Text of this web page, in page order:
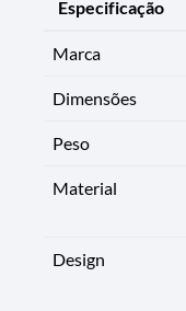
Especificação
Marca
Dimensões
Peso
Material
Design